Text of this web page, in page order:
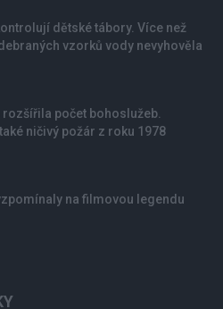
dětské tábory. Více než
vzorků vody nevyhověla
rozšířila počet bohoslužeb.
ničivý požár z roku 1978
na filmovou legendu